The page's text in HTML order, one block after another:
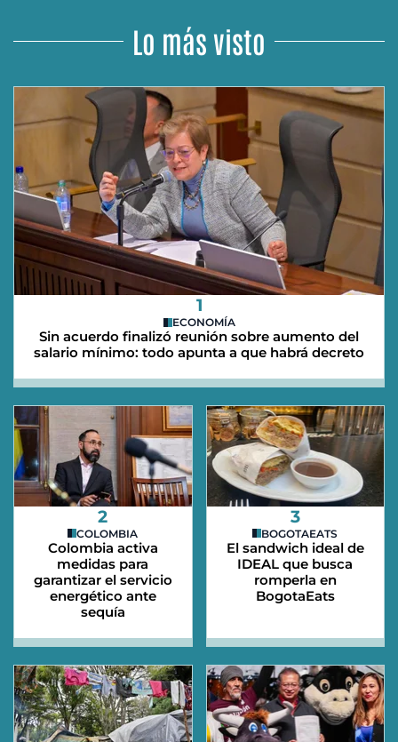
Lo más visto
1
ECONOMÍA
Sin acuerdo finalizó reunión sobre aumento del
salario mínimo: todo apunta a que habrá decreto
2
COLOMBIA
Colombia activa
medidas para
garantizar el servicio
energético ante
sequía
3
BOGOTAEATS
El sandwich ideal de
IDEAL que busca
romperla en
BogotaEats